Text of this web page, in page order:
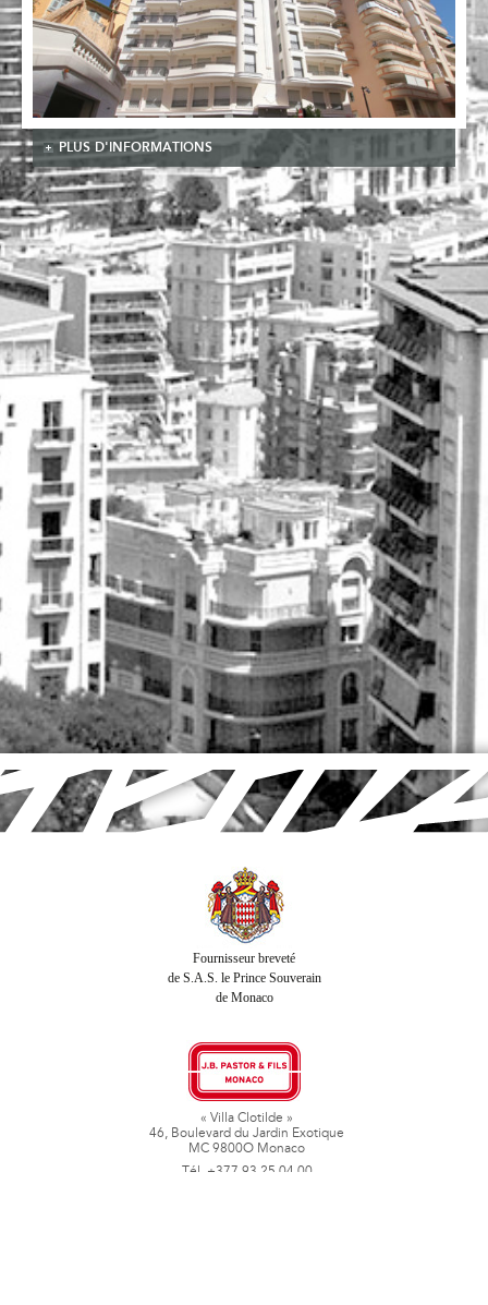
PLUS D'INFORMATIONS
Fournisseur breveté
de S.A.S. le Prince Souverain
de Monaco
« Villa Clotilde »
46, Boulevard du Jardin Exotique
MC 9800O Monaco
Tél. +377 93 25 04 00